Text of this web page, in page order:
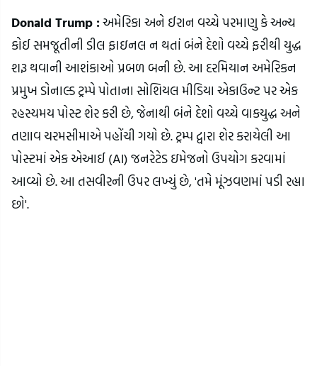
Donald Trump :અમેરિકા અને ઈરાન વચ્ચે પરમાણુ કે અન્ય
કોઈ સમજૂતીની ડીલ ફાઇનલ ન થતાં બંને દેશો વચ્ચે ફરીથી યુદ્ધ
શરૂ થવાની આશંકાઓ પ્રબળ બની છે. આ દરમિયાન અમેરિકન
પ્રમુખ ડોનાલ્ડ ટ્રમ્પે પોતાના સોશિયલ મીડિયા એકાઉન્ટ પર એક
રહસ્યમય પોસ્ટ શેર કરી છે, જેનાથી બંને દેશો વચ્ચે વાકયુદ્ધ અને
તણાવ ચરમસીમાએ પહોંચી ગયો છે. ટ્રમ્પ દ્વારા શેર કરાયેલી આ
પોસ્ટમાં એક એઆઈ (AI) જનરેટેડ ઇમેજનો ઉપયોગ કરવામાં
આવ્યો છે. આ તસવીરની ઉપર લખ્યું છે, 'તમે મૂંઝવણમાં પડી રહ્યા
છો'.